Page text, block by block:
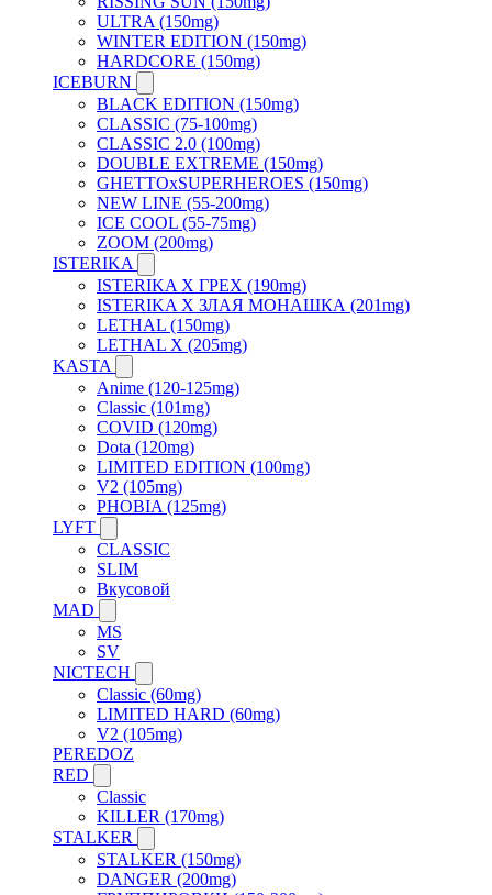
ULTRA (150mg)
WINTER EDITION (150mg)
HARDCORE (150mg)
ICEBURN
BLACK EDITION (150mg)
CLASSIC (75-100mg)
CLASSIC 2.0 (100mg)
DOUBLE EXTREME (150mg)
GHETTOxSUPERHEROES (150mg)
NEW LINE (55-200mg)
ICE COOL (55-75mg)
ZOOM (200mg)
ISTERIKA
ISTERIKA X ГРЕХ (190mg)
ISTERIKA X ЗЛАЯ МОНАШКА (201mg)
LETHAL (150mg)
LETHAL X (205mg)
KASTA
Anime (120-125mg)
Classic (101mg)
COVID (120mg)
Dota (120mg)
LIMITED EDITION (100mg)
V2 (105mg)
PHOBIA (125mg)
LYFT
CLASSIC
SLIM
Вкусовой
MAD
MS
SV
NICTECH
Classic (60mg)
LIMITED HARD (60mg)
V2 (105mg)
PEREDOZ
RED
Classic
KILLER (170mg)
STALKER
STALKER (150mg)
DANGER (200mg)